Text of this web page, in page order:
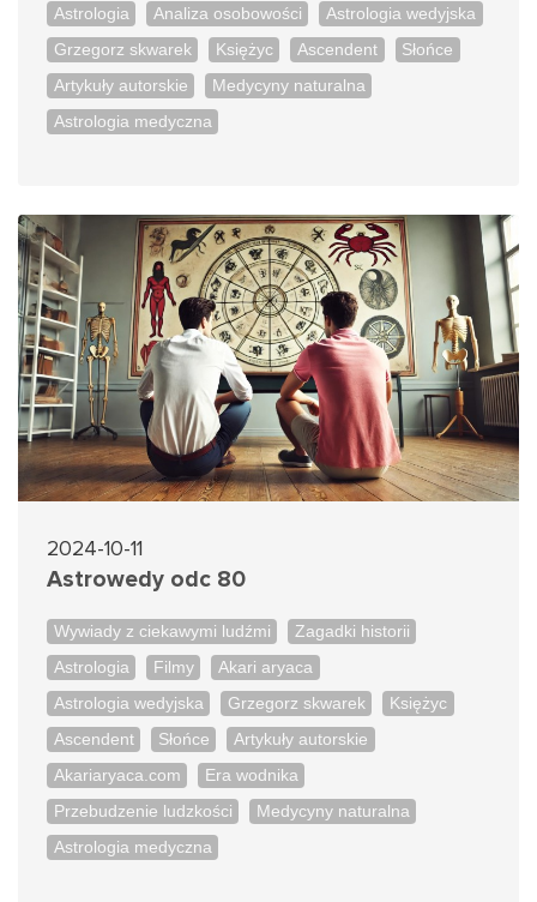
Astrologia Analiza osobowości
Astrologia wedyjska
Grzegorz skwarek
Księżyc Ascendent
Słońce
Artykuły autorskie
Medycyny naturalna
Astrologia medyczna
2024-10-11
Astrowedy odc 80
Wywiady z ciekawymi ludźmi
Zagadki historii
Astrologia
Filmy
Akari aryaca
Astrologia wedyjska
Grzegorz skwarek
Księżyc
Ascendent
Słońce
Artykuły autorskie
Akariaryaca.com
Era wodnika
Przebudzenie ludzkości
Medycyny naturalna
Astrologia medyczna